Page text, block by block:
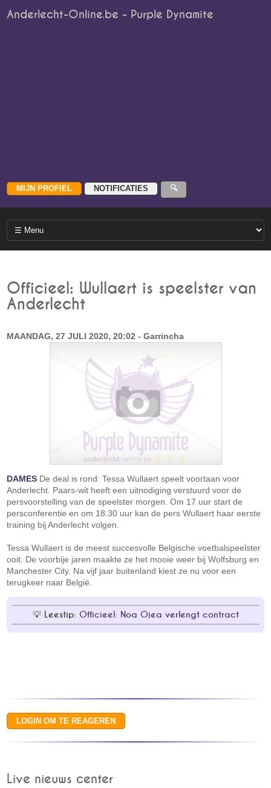
Anderlecht-Online.be - Purple Dynamite
Officieel: Wullaert is speelster van
Anderlecht
MAANDAG, 27 JULI 2020, 20:02 - Garrincha
DAMES De deal is rond: Tessa Wullaert speelt voortaan voor
Anderlecht. Paars-wit heeft een uitnodiging verstuurd voor de
persvoorstelling van de speelster morgen. Om 17 uur start de
persconferentie en om 18.30 uur kan de pers Wullaert haar eerste
training bij Anderlecht volgen.
Tessa Wullaert is de meest succesvolle Belgische voetbalspeelster
ooit. De voorbije jaren maakte ze het mooie weer bij Wolfsburg en
Manchester City. Na vijf jaar buitenland kiest ze nu voor een
terugkeer naar België.
Leestip: Officieel: Noa Ojea verlengt contract
Live nieuws center